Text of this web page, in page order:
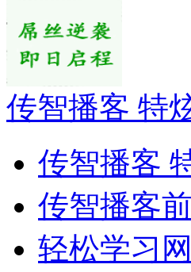
传智播客 特
传智播客
传智播客
轻松学习